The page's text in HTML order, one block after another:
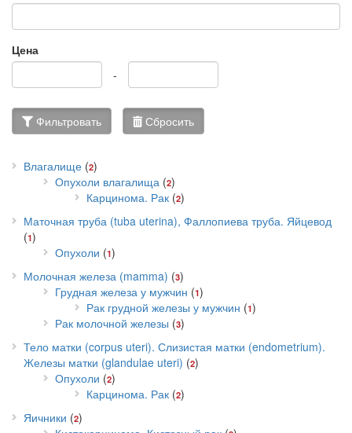
Цена
-
Фильтровать Сбросить
Влагалище (2)
Опухоли влагалища (2)
Карцинома. Рак (2)
Маточная труба (tuba uterina), Фаллопиева труба. Яйцевод
(1)
Опухоли (1)
Молочная железа (mamma) (3)
Грудная железа у мужчин (1)
Рак грудной железы у мужчин (1)
Рак молочной железы (3)
Тело матки (corpus uteri). Слизистая матки (endometrium).
Железы матки (glandulae uteri) (2)
Опухоли (2)
Карцинома. Рак (2)
Яичники (2)